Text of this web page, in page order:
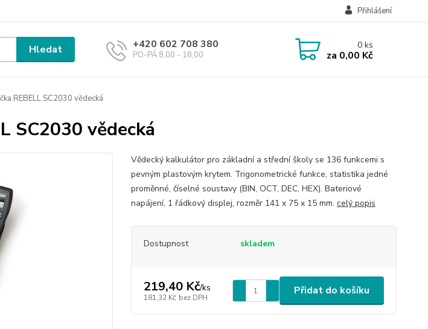
Přihlášení
Hledat +420 602 708 380
PO-PÁ 8,00 - 18,00
0ks
za 0,00 Kč
REBELL SC2030 vědecká
SC2030 vědecká
Vědecký kalkulátor pro základní a střední školy se 136 funkcemi s
pevným plastovým krytem. Trigonometrické funkce, statistika jedné
proměnné, číselné soustavy (BIN, OCT, DEC, HEX). Bateriové
napájení, 1 řádkový displej, rozměr 141 x 75 x 15 mm. celý popis
Dostupnost skladem
219,40 Kč/ks
181,32 Kč bez DPH
Přidat do košíku